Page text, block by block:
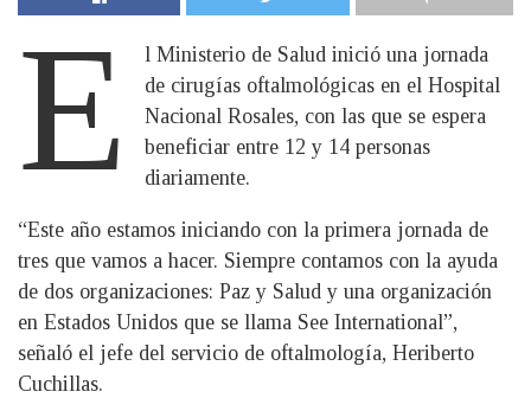
E
l Ministerio de Salud inició una jornada
de cirugías oftalmológicas en el Hospital
Nacional Rosales, con las que se espera
beneficiar entre 12 y 14 personas
diariamente.
“Este año estamos iniciando con la primera jornada de
tres que vamos a hacer. Siempre contamos con la ayuda
de dos organizaciones: Paz y Salud y una organización
en Estados Unidos que se llama See International”,
señaló el jefe del servicio de oftalmología, Heriberto
Cuchillas.